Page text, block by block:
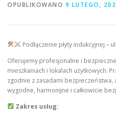
OPUBLIKOWANO 9 LUTEGO,
Podłączenie płyty indukcyjnej –
Oferujemy profesjonalne i
mieszkaniach i lokalach użytkowych.
zgodnie z zasadami bezpieczeństwa,
wygodne, harmonijne i całkowicie
Zakres usług: